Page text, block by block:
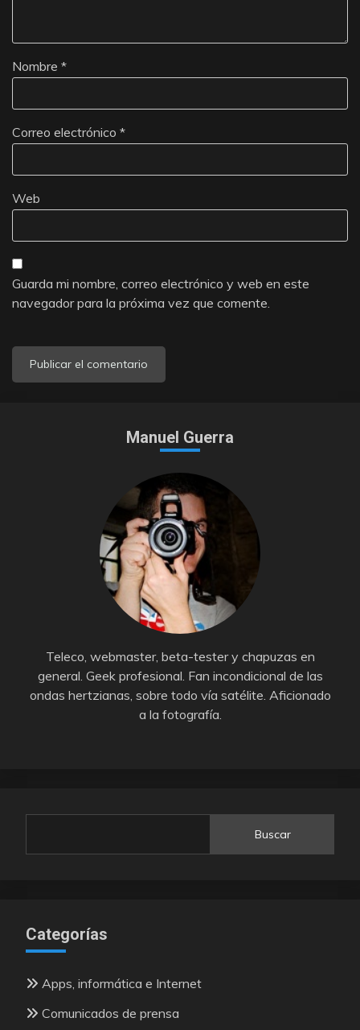
Nombre *
Correo electrónico *
Web
Guarda mi nombre, correo electrónico y web en este
navegador para la próxima vez que comente.
Manuel Guerra
Teleco, webmaster, beta-tester y chapuzas en
general. Geek profesional. Fan incondicional de las
ondas hertzianas, sobre todo vía satélite. Aficionado
a la fotografía.
Buscar
Categorías
Apps, informática e Internet
Comunicados de prensa